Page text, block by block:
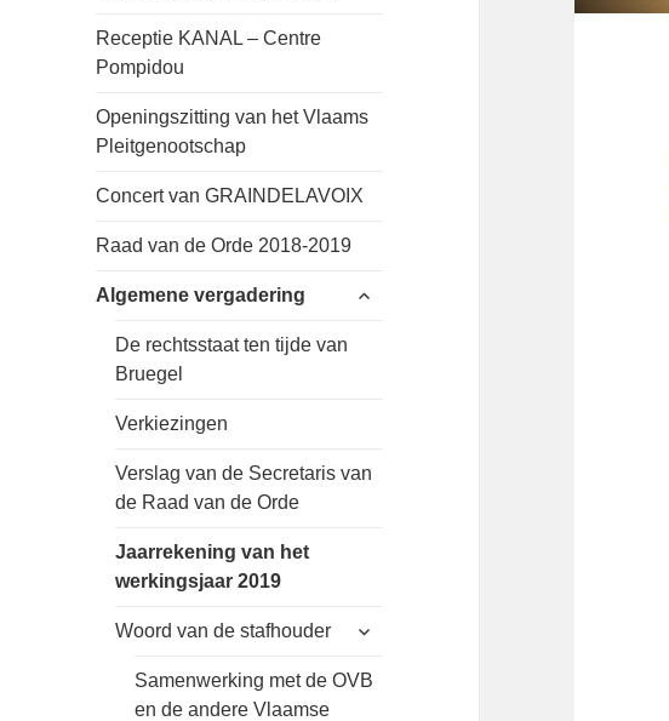
Receptie KANAL – Centre
Pompidou
Openingszitting van het Vlaams
Pleitgenootschap
Concert van GRAINDELAVOIX
Raad van de Orde 2018-2019
Algemene vergadering
expand
menu
De rechtsstaat ten tijde van
Bruegel
Verkiezingen
Verslag van de Secretaris van
de Raad van de Orde
Jaarrekening van het
werkingsjaar 2019
Woord van de stafhouder
expand
menu
Samenwerking met de OVB
en de andere Vlaamse